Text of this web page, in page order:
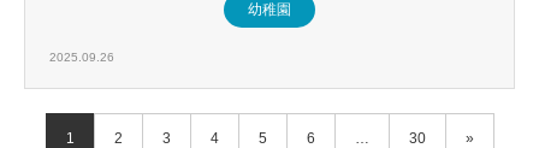
幼稚園
2025.09.26
1 2 3 4 5 6 … 30 »